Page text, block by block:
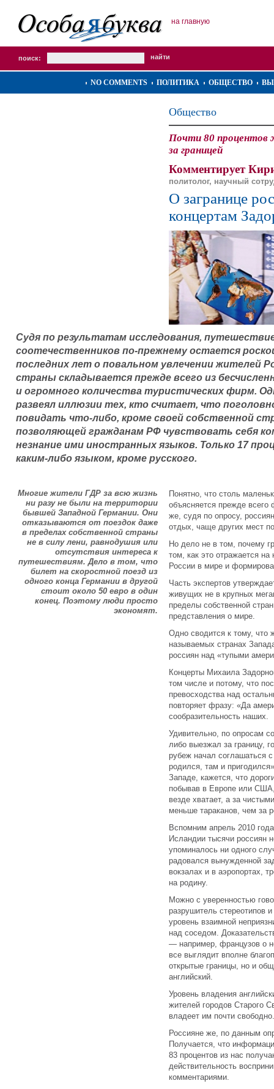
на главную
поиск:
NO COMMENTS ПОЛИТИКА ОБЩЕСТВО
Общество
Почти 80 процентов
за границей
Комментирует
политолог, научный
О загранице
концертам
Судя по результатам исследования,
соотечественников по-прежнему остается
последних лет о повальном увлечении жителей
страны складывается прежде всего из
и огромного количества туристических фирм.
развеял иллюзии тех, кто считает, что
повидать что-либо, кроме своей собственной
позволяющей гражданам РФ чувствовать себя
незнание ими иностранных языков. Только 17
каким-либо языком, кроме русского.
Многие жители ГДР за всю жизнь
ни разу не были на территории
бывшей Западной Германии. Они
отказываются от поездок даже
в пределах собственной страны
не в силу лени, равнодушия или
отсутствия интереса к
путешествиям. Дело в том, что
билет на скоростной поезд из
одного конца Германии в другой
стоит около 50 евро в один
конец. Поэтому люди просто
экономят.
Понятно, что столь
объясняется прежде
же, судя по опросу,
отдых, чаще других мест
Но дело не в том, почему
том, как это отражается
России в мире и
Часть экспертов
живущих не в крупных
пределы собственной
представления о мире.
Одно сводится к тому, что
называемых странах
россиян над «тупыми
Концерты Михаила
том числе и потому, что
превосходства над
повторяет фразу: «Да
сообразительность наших.
Удивительно, по опросам
либо выезжал за границу,
рубеж начал соглашаться с
родился, там и
Западе, кажется, что
побывав в Европе или
везде хватает, а за
меньше тараканов, чем за
Вспомним апрель 2010
Исландии тысячи россиян
упоминалось ни одного
радовался вынужденной
вокзалах и в аэропортах,
на родину.
Можно с уверенностью
разрушитель стереотипов
уровень взаимной
над соседом.
— например, французов о
все выглядит вполне
открытые границы, но и
английский.
Уровень владения
жителей городов Старого
владеет им почти свободно.
Россияне же, по данным
Получается, что
83 процентов из нас
действительность
комментариями.